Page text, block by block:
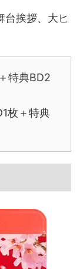
台挨拶、大ヒ
特典BD2
枚＋特典